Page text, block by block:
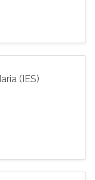
(IES)